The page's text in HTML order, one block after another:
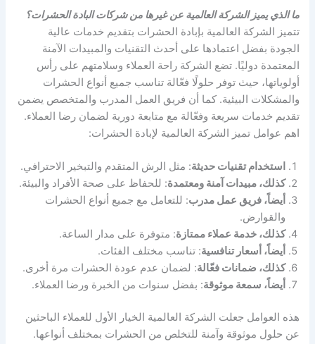
ما الذي يميز الشركة العالمية عن غيرها من شركات البادة الحشرات؟
تتميز الشركة العالمية بإبادة الحشرات بتقديم خدمات عالية
الجودة بفضل اعتمادها على أحدث التقنيات والمبيدات الآمنة
المعتمدة دوليًا. تضع الشركة راحة العملاء وسلامتهم على رأس
أولوياتها، حيث توفر حلولًا فعّالة تناسب جميع أنواع الحشرات
والمشكلات البيئية. كما أن فريق العمل المدرب والمتخصص يضمن
تقديم خدمات سريعة وفعّالة مع متابعة دورية لضمان رضا العملاء.
اهم عوامل تميز الشركة العالمية لإبادة الحشرات:
استخدام تقنيات حديثة: مثل الرش المتقدم والتبخير الاحترافي.
كذلك، مبيدات آمنة ومعتمدة: للحفاظ على صحة الأفراد والبيئة.
أيضاً، فريق عمل مدرب: للتعامل مع جميع أنواع الحشرات
والقوارض.
كذلك، خدمة عملاء ممتازة: متوفرة على مدار الساعة.
أيضاً، أسعار تنافسية: تناسب مختلف الفئات.
كذلك، ضمانات فعّالة: لضمان عدم عودة الحشرات مرة أخرى.
أيضاً، سمعة موثوقة: بفضل سنوات من الخبرة ورضا العملاء.
هذه العوامل جعلت الشركة العالمية الخيار الأول للعملاء الباحثين
عن حلول موثوقة وآمنة للتخلص من الحشرات بمختلف أنواعها.